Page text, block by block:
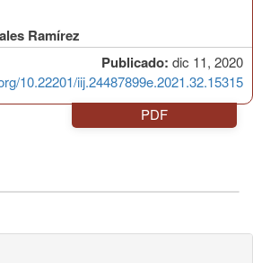
Publicado: dic 11, 2020
10.22201/iij.24487899e.2021.32.15315
Ramírez
PDF